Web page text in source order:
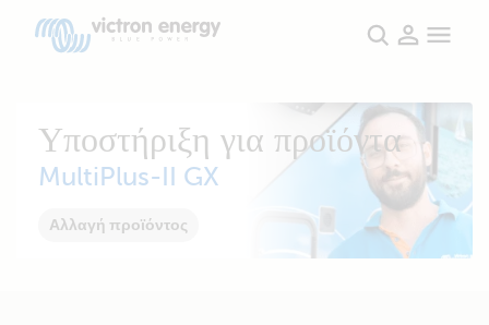
Υποστήριξη για προϊόντα
MultiPlus-II GX
Αλλαγή προϊόντος